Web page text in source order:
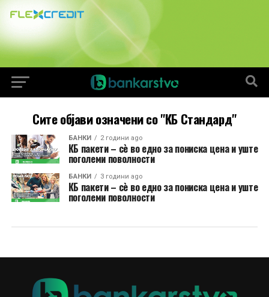
Сите објави означени со "КБ Стандард"
БАНКИ 2 години ago
КБ пакети – сѐ во едно за пониска цена и уште
поголеми поволности
БАНКИ 3 години ago
КБ пакети – сѐ во едно за пониска цена и уште
поголеми поволности